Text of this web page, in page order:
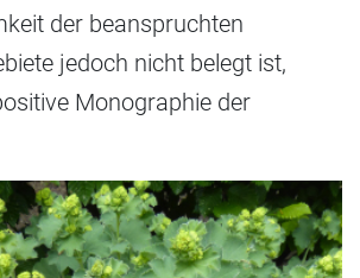
der beanspruchten
jedoch nicht belegt ist,
Monographie der